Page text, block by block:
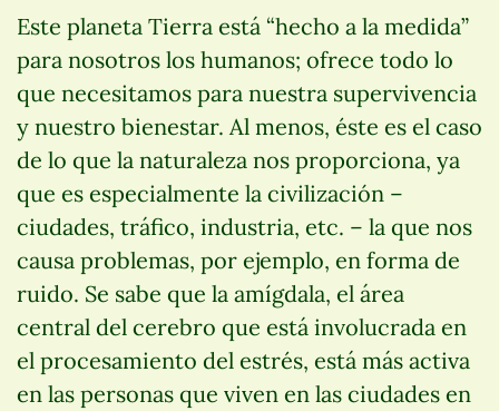
Este planeta Tierra está “hecho a la medida”
para nosotros los humanos; ofrece todo lo
que necesitamos para nuestra supervivencia
y nuestro bienestar. Al menos, éste es el caso
de lo que la naturaleza nos proporciona, ya
que es especialmente la civilización –
ciudades, tráfico, industria, etc. – la que nos
causa problemas, por ejemplo, en forma de
ruido. Se sabe que la amígdala, el área
central del cerebro que está involucrada en
el procesamiento del estrés, está más activa
en las personas que viven en las ciudades en